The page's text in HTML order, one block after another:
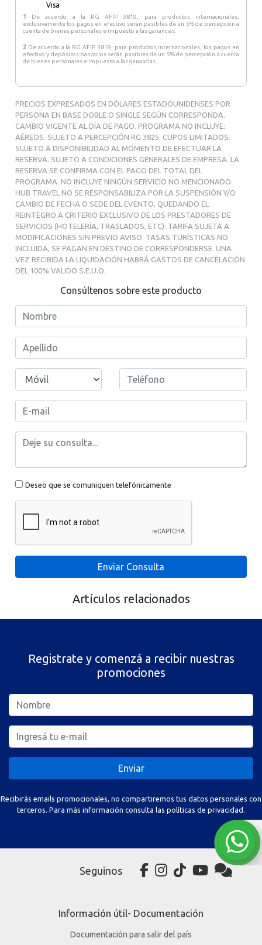
Esta ciudad impresionante, cosmopolita y moderna con un
estilo neoyorquino que es; San Pablo cuenta con hoteles,
restaurantes y boutiques de primer nivel. Como en
cualquier gran ciudad, en São Paulo hay hoteles para todos
también es impresionante y todos son de muy buena
De acuerdo a la RG AFIP 3819, para productos internacionales,
cuenta de bienes personales e impuesto a las ganancias.
De acuerdo a la RG AFIP 3819, para productos internacionales, los pagos en
de bienes personales e impuesto a las ganancias.
PERSONA EN BASE DOBLE O SINGLE SEGÚN CORRESPONDA.
CAMBIO VIGENTE AL DÍA DE PAGO. PROGRAMA NO INCLUYE:
AÉREOS. SUJETO A PERCEPCIÓN RG 3825. CUPOS LIMITADOS.
SUJETO A DISPONIBILIDAD AL MOMENTO DE EFECTUAR LA
RESERVA. SUJETO A CONDICIONES GENERALES DE EMPRESA. LA
RESERVA SE CONFIRMA CON EL PAGO DEL TOTAL DEL
PROGRAMA. NO INCLUYE NINGÚN SERVICIO NO MENCIONADO.
HUB TRAVEL NO SE RESPONSABILIZA POR LA SUSPENSIÓN Y/O
CAMBIO DE FECHA O SEDE DEL EVENTO, QUEDANDO EL
REINTEGRO A CRITERIO EXCLUSIVO DE LOS PRESTADORES DE
SERVICIOS (HOTELERÍA, TRASLADOS, ETC). TARIFA SUJETA A
MODIFICACIONES SIN PREVIO AVISO. TASAS TURÍSTICAS NO
INCLUIDA, SE PAGAN EN DESTINO DE CORRESPONDERSE. UNA
VEZ RECIBIDA LA LIQUIDACIÓN HABRÁ GASTOS DE CANCELACIÓN
DEL 100% VALIDO S.E.U.O.
Enviar Consulta
promociones
Enviar
terceros. Para más información consulta las políticas de privacidad.
Regulaciones para viajes Internacionales